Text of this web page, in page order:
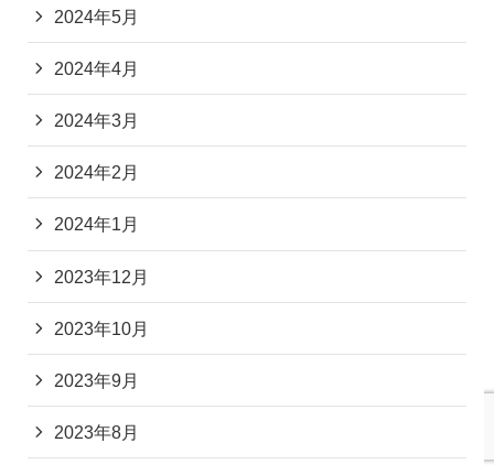
2024年5月
2024年4月
2024年3月
2024年2月
2024年1月
2023年12月
2023年10月
2023年9月
2023年8月